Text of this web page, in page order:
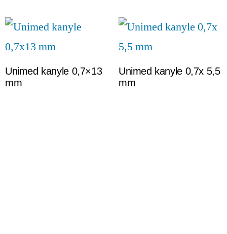
Unimed kanyle 0,7×13
mm
Unimed kanyle 0,7x 5,5
mm